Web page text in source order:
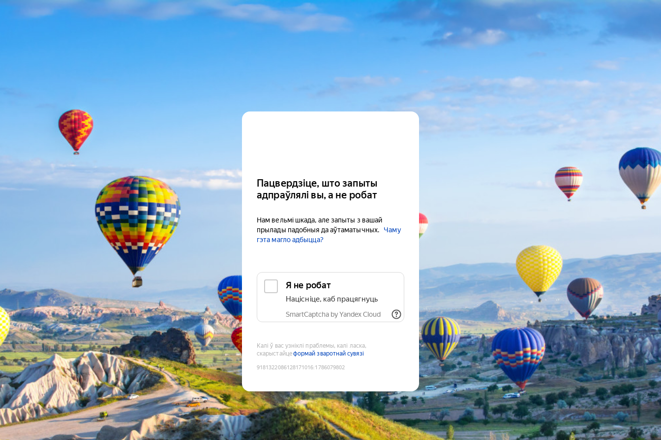
Пацвердзіце, што запыты
адпраўлялі вы, а не робат
Нам вельмі шкада, але запыты з вашай
прылады падобныя да аўтаматычных.
Чаму
гэта магло адбыцца?
Я не робат
Націсніце, каб працягнуць
SmartCaptcha by Yandex Cloud
Калі ў вас узніклі праблемы, калі ласка,
скарыстайцеформай зваротнай сувязі
9181322086128171016:1786079802